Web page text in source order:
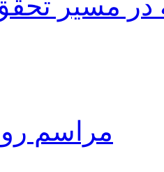
مراسم